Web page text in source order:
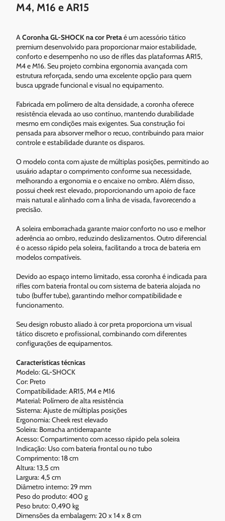
M4, M16 e AR15
ACoronha GL-SHOCK na cor Pretaé um acessório tático
premium desenvolvido para proporcionar maior estabilidade,
conforto e desempenho no uso de rifles das plataformas AR15,
M4 e M16. Seu projeto combina ergonomia avançada com
estrutura reforçada, sendo uma excelente opção para quem
busca upgrade funcional e visual no equipamento.
Fabricada em polímero de alta densidade, a coronha oferece
resistência elevada ao uso contínuo, mantendo durabilidade
mesmo em condições mais exigentes. Sua construção foi
pensada para absorver melhor o recuo, contribuindo para maior
controle e estabilidade durante os disparos.
O modelo conta com ajuste de múltiplas posições, permitindo ao
usuário adaptar o comprimento conforme sua necessidade,
melhorando a ergonomia e o encaixe no ombro. Além disso,
possui cheek rest elevado, proporcionando um apoio de face
mais natural e alinhado com a linha de visada, favorecendo a
precisão.
A soleira emborrachada garante maior conforto no uso e melhor
aderência ao ombro, reduzindo deslizamentos. Outro diferencial
é o acesso rápido pela soleira, facilitando a troca de bateria em
modelos compatíveis.
Devido ao espaço interno limitado, essa coronha é indicada para
rifles com bateria frontal ou com sistema de bateria alojada no
tubo (buffer tube), garantindo melhor compatibilidade e
funcionamento.
Seu design robusto aliado à cor preta proporciona um visual
tático discreto e profissional, combinando com diferentes
configurações de equipamentos.
Características técnicas
Modelo: GL-SHOCK
Cor: Preto
Compatibilidade: AR15, M4 e M16
Material: Polímero de alta resistência
Sistema: Ajuste de múltiplas posições
Ergonomia: Cheek rest elevado
Soleira: Borracha antiderrapante
Acesso: Compartimento com acesso rápido pela soleira
Indicação: Uso com bateria frontal ou no tubo
Comprimento: 18 cm
Altura: 13,5 cm
Largura: 4,5 cm
Diâmetro interno: 29 mm
Peso do produto: 400 g
Peso bruto: 0,490 kg
Dimensões da embalagem: 20 x 14 x 8 cm